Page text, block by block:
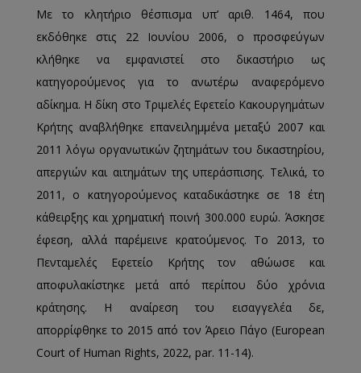
Με το κλητήριο θέσπισμα υπ’ αριθ. 1464, που
εκδόθηκε στις 22 Ιουνίου 2006, ο προσφεύγων
κλήθηκε να εμφανιστεί στο δικαστήριο ως
κατηγορούμενος για το ανωτέρω αναφερόμενο
αδίκημα. Η δίκη στο Τριμελές Εφετείο Κακουργημάτων
Κρήτης αναβλήθηκε επανειλημμένα μεταξύ 2007 και
2011 λόγω οργανωτικών ζητημάτων του δικαστηρίου,
απεργιών και αιτημάτων της υπεράσπισης. Τελικά, το
2011, ο κατηγορούμενος καταδικάστηκε σε 18 έτη
κάθειρξης και χρηματική ποινή 300.000 ευρώ. Άσκησε
έφεση, αλλά παρέμεινε κρατούμενος. Το 2013, το
Πενταμελές Εφετείο Κρήτης τον αθώωσε και
αποφυλακίστηκε μετά από περίπου δύο χρόνια
κράτησης. Η αναίρεση του εισαγγελέα δε,
απορρίφθηκε το 2015 από τον Άρειο Πάγο (European
Court of Human Rights, 2022, par. 11-14).